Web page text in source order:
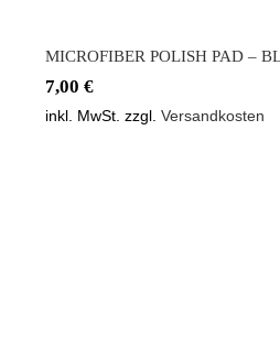
MICROFIBER POLISH PAD –
7,00 €
inkl. MwSt. zzgl. Versandkosten